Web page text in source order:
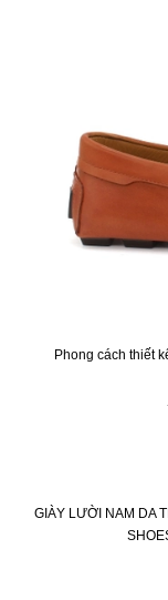
Phong cách thiết
GIÀY LƯỜI NAM DA